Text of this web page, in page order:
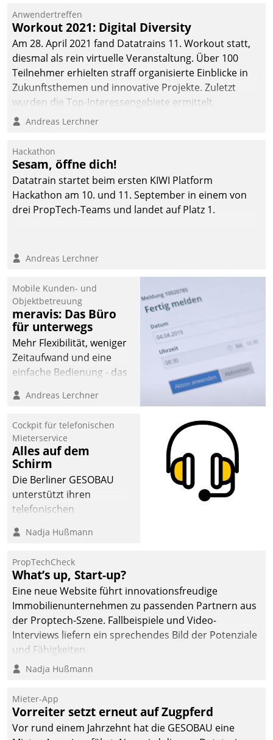
Cloud-Strategien und -
Lösungen mit hohem
Zukunftspotenzial.
Anwendertreffen
Workout 2021: Digital Diversity
Am 28. April 2021 fand Datatrains 11. Workout statt,
diesmal als rein virtuelle Veranstaltung. Über 100
Teilnehmer erhielten straff organisierte Einblicke in
Zukunftsthemen und innovative Projekte. Zuletzt
wurden die Top-Interessengebiete ermittelt.
Andreas Lerchner
Hackathon
Sesam, öffne dich!
Datatrain startet beim ersten KIWI Platform
Hackathon am 10. und 11. September in einem von
drei PropTech-Teams und landet auf Platz 1.
Andreas Lerchner
Mobile Kunden- und
Objektbetreuung
meravis: Das Büro
für unterwegs
Mehr Flexibilität, weniger
Zeitaufwand und eine
einfache Bedienung - das
Cockpit für mobile
Datatrain. Die meravis
Wohnungsbau- und
Immobilien GmbH hat
sich dabei für den Betrieb
der Lösung über die SAP
Cloud Platform
Unternehmen am
Andreas Lerchner
Cockpit für telefonischen
Mieterservice
Alles auf dem
Schirm
Die Berliner GESOBAU
unterstützt ihren
telefonischen
digitalen Cockpit, das
passende Fragen und
Schlagworte auswirft.
Eine intuitive
Dialogführung ermöglicht
dem externen
Serviceteam, Anrufe von
Mietenden zügiger und
effizienter zu bearbeiten.
Nadja Hußmann
PropTechCheck
What’s up, Start-up?
Eine neue Website führt innovationsfreudige
Immobilienunternehmen zu passenden Partnern aus
der Proptech-Szene. Fallbeispiele und Video-
Interviews liefern ein sprechendes Bild der Potenziale
und Fähigkeiten.
Nadja Hußmann
Mieter-App
Vorreiter setzt erneut auf Zugpferd
Vor rund einem Jahrzehnt hat die GESOBAU eine